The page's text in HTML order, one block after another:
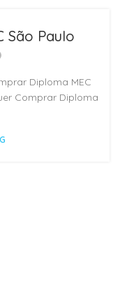
São Paulo
Diploma MEC
Comprar Diploma